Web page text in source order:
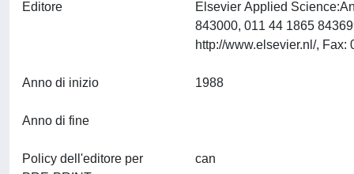
Editore
Elsevier Applied
843000, 011 44 1865
Anno di inizio
Anno di fine
Policy dell'editore per